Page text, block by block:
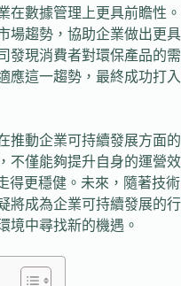
在數據管理上更具前瞻性。
場趨勢，協助企業做出更具
發現消費者對環保產品的需
應這一趨勢，最終成功打入
推動企業可持續發展方面的
不僅能夠提升自身的運營效
得更穩健。未來，隨著技術
將成為企業可持續發展的行
境中尋找新的機遇。